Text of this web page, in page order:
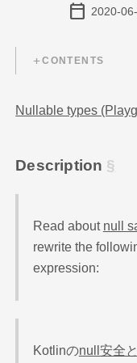
calendar_today 2020-
CONTENTS
Nullable types
Description
Read about null
rewrite the
expression:
Kotlinのnull安全